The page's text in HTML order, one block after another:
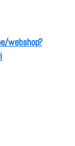
webshop?